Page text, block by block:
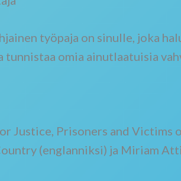
työpaja on sinulle, joka
omia ainutlaatuisia
Justice, Prisoners and Victims
(englanniksi) ja Miriam